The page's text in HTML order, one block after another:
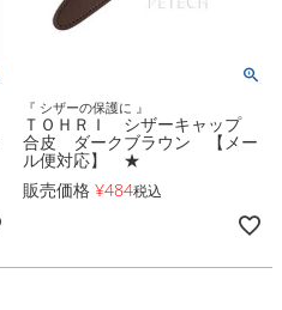
『 シザーの保護に 』
ＴＯＨＲＩ シザーキャップ
合皮 ダークブラウン 【メー
ル便対応】 ★
販売価格 ¥484税込